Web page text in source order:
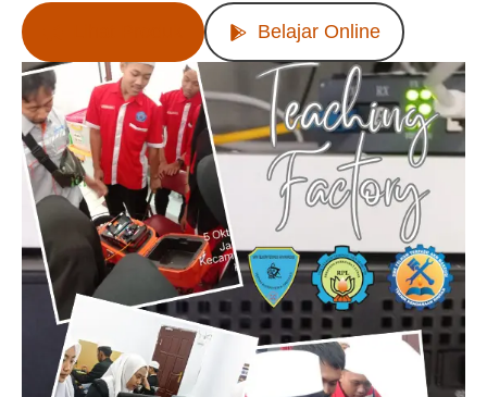
Belajar Online